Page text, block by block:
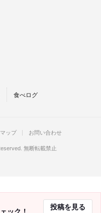
食べログ
投稿を見る
ップ お問い合わせ
無断転載禁止